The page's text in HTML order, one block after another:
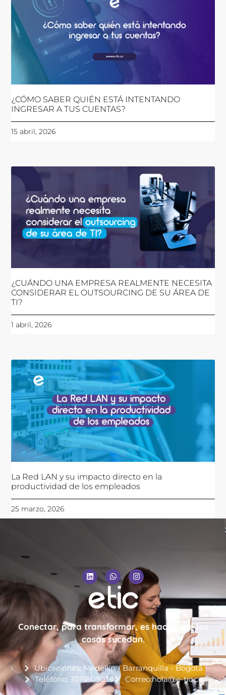
¿CÓMO SABER QUIÉN ESTÁ INTENTANDO
INGRESAR A TUS CUENTAS?
15 abril, 2026
¿CUÁNDO UNA EMPRESA REALMENTE NECESITA
CONSIDERAR EL OUTSOURCING DE SU ÁREA DE
TI?
1 abril, 2026
La Red LAN y su impacto directo en la
productividad de los empleados
25 marzo, 2026
Conectar, para transformar, es hacer que las
cosas sucedan.
Ubicaciones: Medellín - Barranquilla - Bogotá
Teléfono: 3015805039
Correo:hola@e-tic.co